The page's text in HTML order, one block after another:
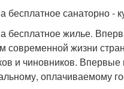
бесплатное санаторно -
бесплатное жилье.
современной жизни
и чиновников.
оплачиваемому